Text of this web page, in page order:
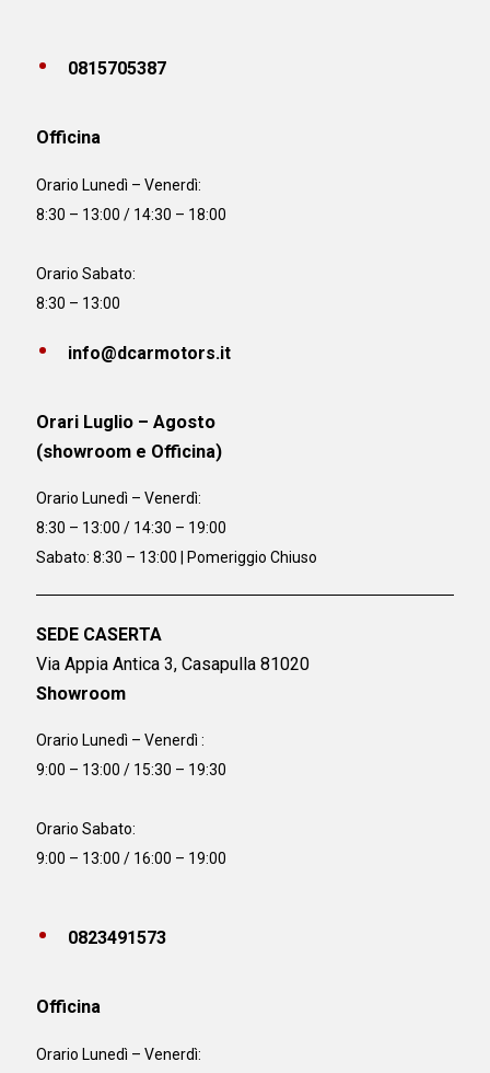
0815705387
Officina
Orario Lunedì – Venerdì:
8:30 – 13:00 / 14:30 – 18:00
Orario Sabato:
8:30 – 13:00
info@dcarmotors.it
Orari Luglio – Agosto
(showroom e Officina)
Orario Lunedì – Venerdì:
8:30 – 13:00 / 14:30 – 19:00
Sabato: 8:30 – 13:00 | Pomeriggio Chiuso
SEDE CASERTA
Via Appia Antica 3, Casapulla 81020
Showroom
Orario Lunedì – Venerdì :
9:00 – 13:00 / 15:30 – 19:30
Orario Sabato:
9:00 – 13:00 / 16:00 – 19:00
0823491573
Officina
Orario Lunedì – Venerdì: